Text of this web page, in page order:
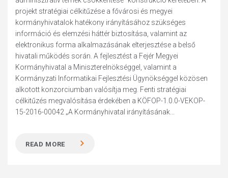
projekt stratégiai célkitűzése a fővárosi és megyei
kormányhivatalok hatékony irányításához szükséges
információ és elemzési háttér biztosítása, valamint az
elektronikus forma alkalmazásának elterjesztése a belső
hivatali működés során. A fejlesztést a Fejér Megyei
Kormányhivatal a Miniszterelnökséggel, valamint a
Kormányzati Informatikai Fejlesztési Ügynökséggel közösen
alkotott konzorciumban valósítja meg. Fenti stratégiai
célkitűzés megvalósítása érdekében a KÖFOP-1.0.0-VEKOP-
15-2016-00042 „A Kormányhivatal irányításának...
READ MORE